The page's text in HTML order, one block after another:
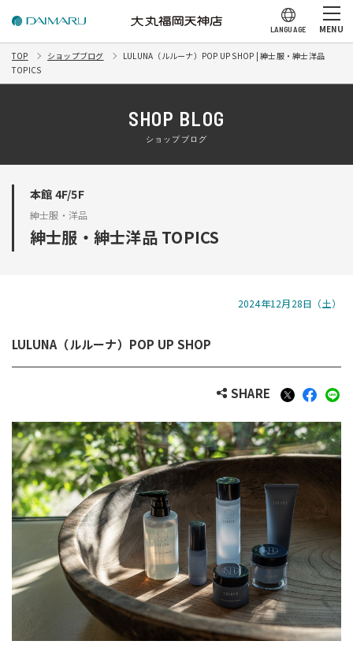
LANGUAGE MENU
TOP ショップブログ
LULUNA（ルルーナ）POP UP SHOP | 紳士服・紳士洋品
TOPICS
SHOP BLOG
ショップブログ
本館 4F/5F
紳士服・洋品
紳士服・紳士洋品 TOPICS
2024年12月28日（土）
LULUNA（ルルーナ）POP UP SHOP
SHARE